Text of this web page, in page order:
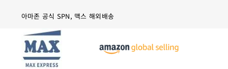
content
아마존 공식 SPN, 맥스 해외배송